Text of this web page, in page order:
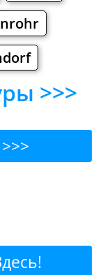
>>>
или
Пиво